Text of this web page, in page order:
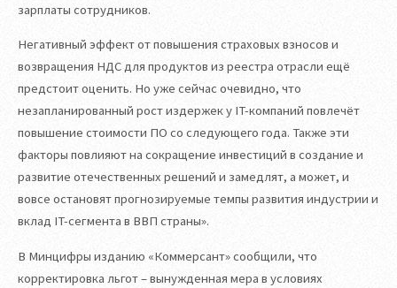
зарплаты сотрудников.
Негативный эффект от повышения страховых взносов и
возвращения НДС для продуктов из реестра отрасли ещё
предстоит оценить. Но уже сейчас очевидно, что
незапланированный рост издержек у IT-компаний повлечёт
повышение стоимости ПО со следующего года. Также эти
факторы повлияют на сокращение инвестиций в создание и
развитие отечественных решений и замедлят, а может, и
вовсе остановят прогнозируемые темпы развития индустрии и
вклад IT-сегмента в ВВП страны».
В Минцифры изданию «Коммерсант» сообщили, что
корректировка льгот – вынужденная мера в условиях